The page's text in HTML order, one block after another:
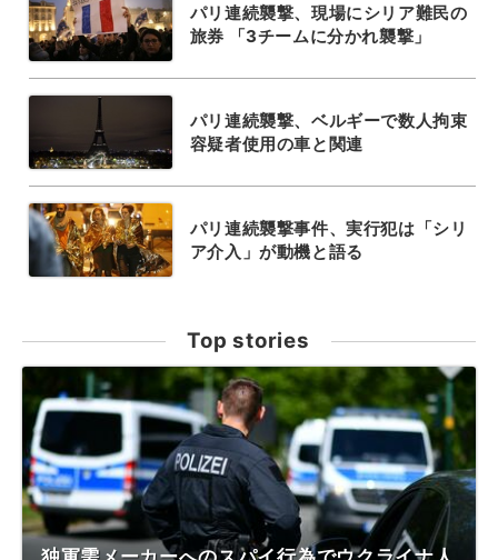
パリ連続襲撃、現場にシリア難民の
旅券 「3チームに分かれ襲撃」
パリ連続襲撃、ベルギーで数人拘束
容疑者使用の車と関連
パリ連続襲撃事件、実行犯は「シリ
ア介入」が動機と語る
Top stories